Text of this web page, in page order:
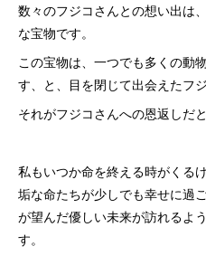
数々のフジコさんとの想い出は
な宝物です。
この宝物は、一つでも多くの動
す、と、目を閉じて出会えたフ
それがフジコさんへの恩返しだ
私もいつか命を終える時がくる
垢な命たちが少しでも幸せに過
が望んだ優しい未来が訪れるよ
す。